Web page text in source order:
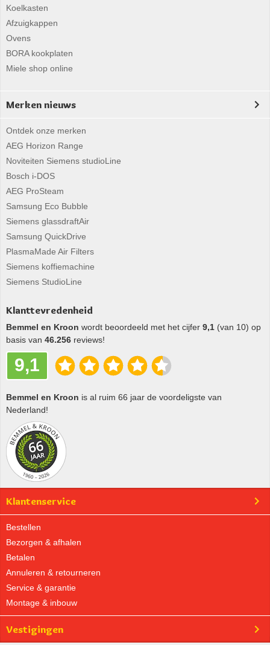
Koelkasten
Afzuigkappen
Ovens
BORA kookplaten
Miele shop online
Merken nieuws
Ontdek onze merken
AEG Horizon Range
Noviteiten Siemens studioLine
Bosch i-DOS
AEG ProSteam
Samsung Eco Bubble
Siemens glassdraftAir
Samsung QuickDrive
PlasmaMade Air Filters
Siemens koffiemachine
Siemens StudioLine
Klanttevredenheid
Bemmel en Kroon wordt beoordeeld met het cijfer 9,1 (van 10) op
basis van 46.256 reviews!
9,1
Bemmel en Kroon is al ruim 66 jaar de voordeligste van
Nederland!
Klantenservice
Bestellen
Bezorgen & afhalen
Betalen
Annuleren & retourneren
Service & garantie
Montage & inbouw
Vestigingen